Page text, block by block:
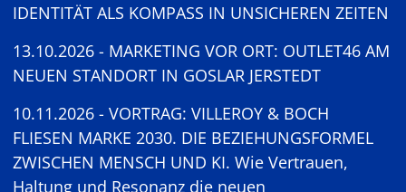
IDENTITÄT ALS KOMPASS IN UNSICHEREN ZEITEN
13.10.2026 - MARKETING VOR ORT: OUTLET46 AM
NEUEN STANDORT IN GOSLAR JERSTEDT
10.11.2026 - VORTRAG: VILLEROY & BOCH
FLIESEN MARKE 2030. DIE BEZIEHUNGSFORMEL
ZWISCHEN MENSCH UND KI. Wie Vertrauen,
Haltung und Resonanz die neuen